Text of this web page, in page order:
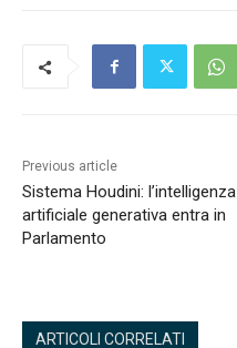
Previous article
Sistema Houdini: l’intelligenza
artificiale generativa entra in
Parlamento
ARTICOLI CORRELATI